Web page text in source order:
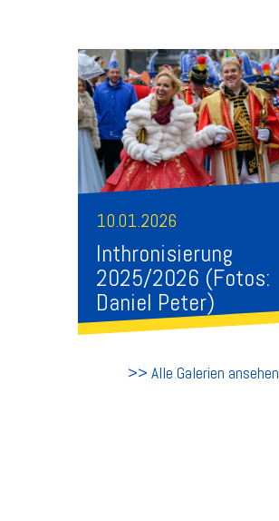
10.01.2026
Inthronisierung
2025/2026 (Fotos:
Daniel Peter)
>> Alle Galerien ansehen